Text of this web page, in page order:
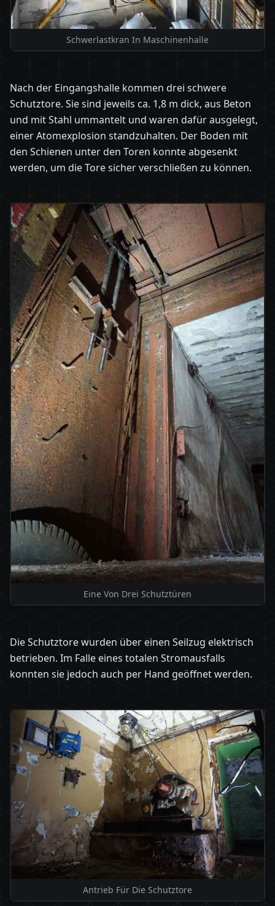
Schwerlastkran In Maschinenhalle
Nach der Eingangshalle kommen drei schwere
Schutztore. Sie sind jeweils ca. 1,8 m dick, aus Beton
und mit Stahl ummantelt und waren dafür ausgelegt,
einer Atomexplosion standzuhalten. Der Boden mit
den Schienen unter den Toren konnte abgesenkt
werden, um die Tore sicher verschließen zu können.
Eine Von Drei Schutztüren
Die Schutztore wurden über einen Seilzug elektrisch
betrieben. Im Falle eines totalen Stromausfalls
konnten sie jedoch auch per Hand geöffnet werden.
Antrieb Für Die Schutztore